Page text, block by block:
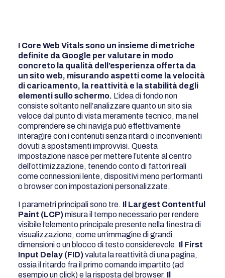
I Core Web Vitals sono un insieme di metriche
definite da Google per valutare in modo
concreto la qualità dell’esperienza offerta da
un sito web, misurando aspetti come la velocità
di caricamento, la reattività e la stabilità degli
elementi sullo schermo. L’idea di fondo non
consiste soltanto nell’analizzare quanto un sito sia
veloce dal punto di vista meramente tecnico, ma nel
comprendere se chi naviga può effettivamente
interagire con i contenuti senza ritardi o inconvenienti
dovuti a spostamenti improvvisi. Questa
impostazione nasce per mettere l’utente al centro
dell’ottimizzazione, tenendo conto di fattori reali
come connessioni lente, dispositivi meno performanti
o browser con impostazioni personalizzate.
I parametri principali sono tre. Il Largest Contentful
Paint (LCP)misura il tempo necessario per rendere
visibile l’elemento principale presente nella finestra di
visualizzazione, come un’immagine di grandi
dimensioni o un blocco di testo considerevole. Il First
Input Delay (FID)valuta la reattività di una pagina,
ossia il ritardo fra il primo comando impartito (ad
esempio un click) e la risposta del browser. Il